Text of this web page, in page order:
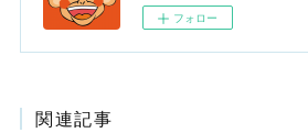
フォロー
関連記事